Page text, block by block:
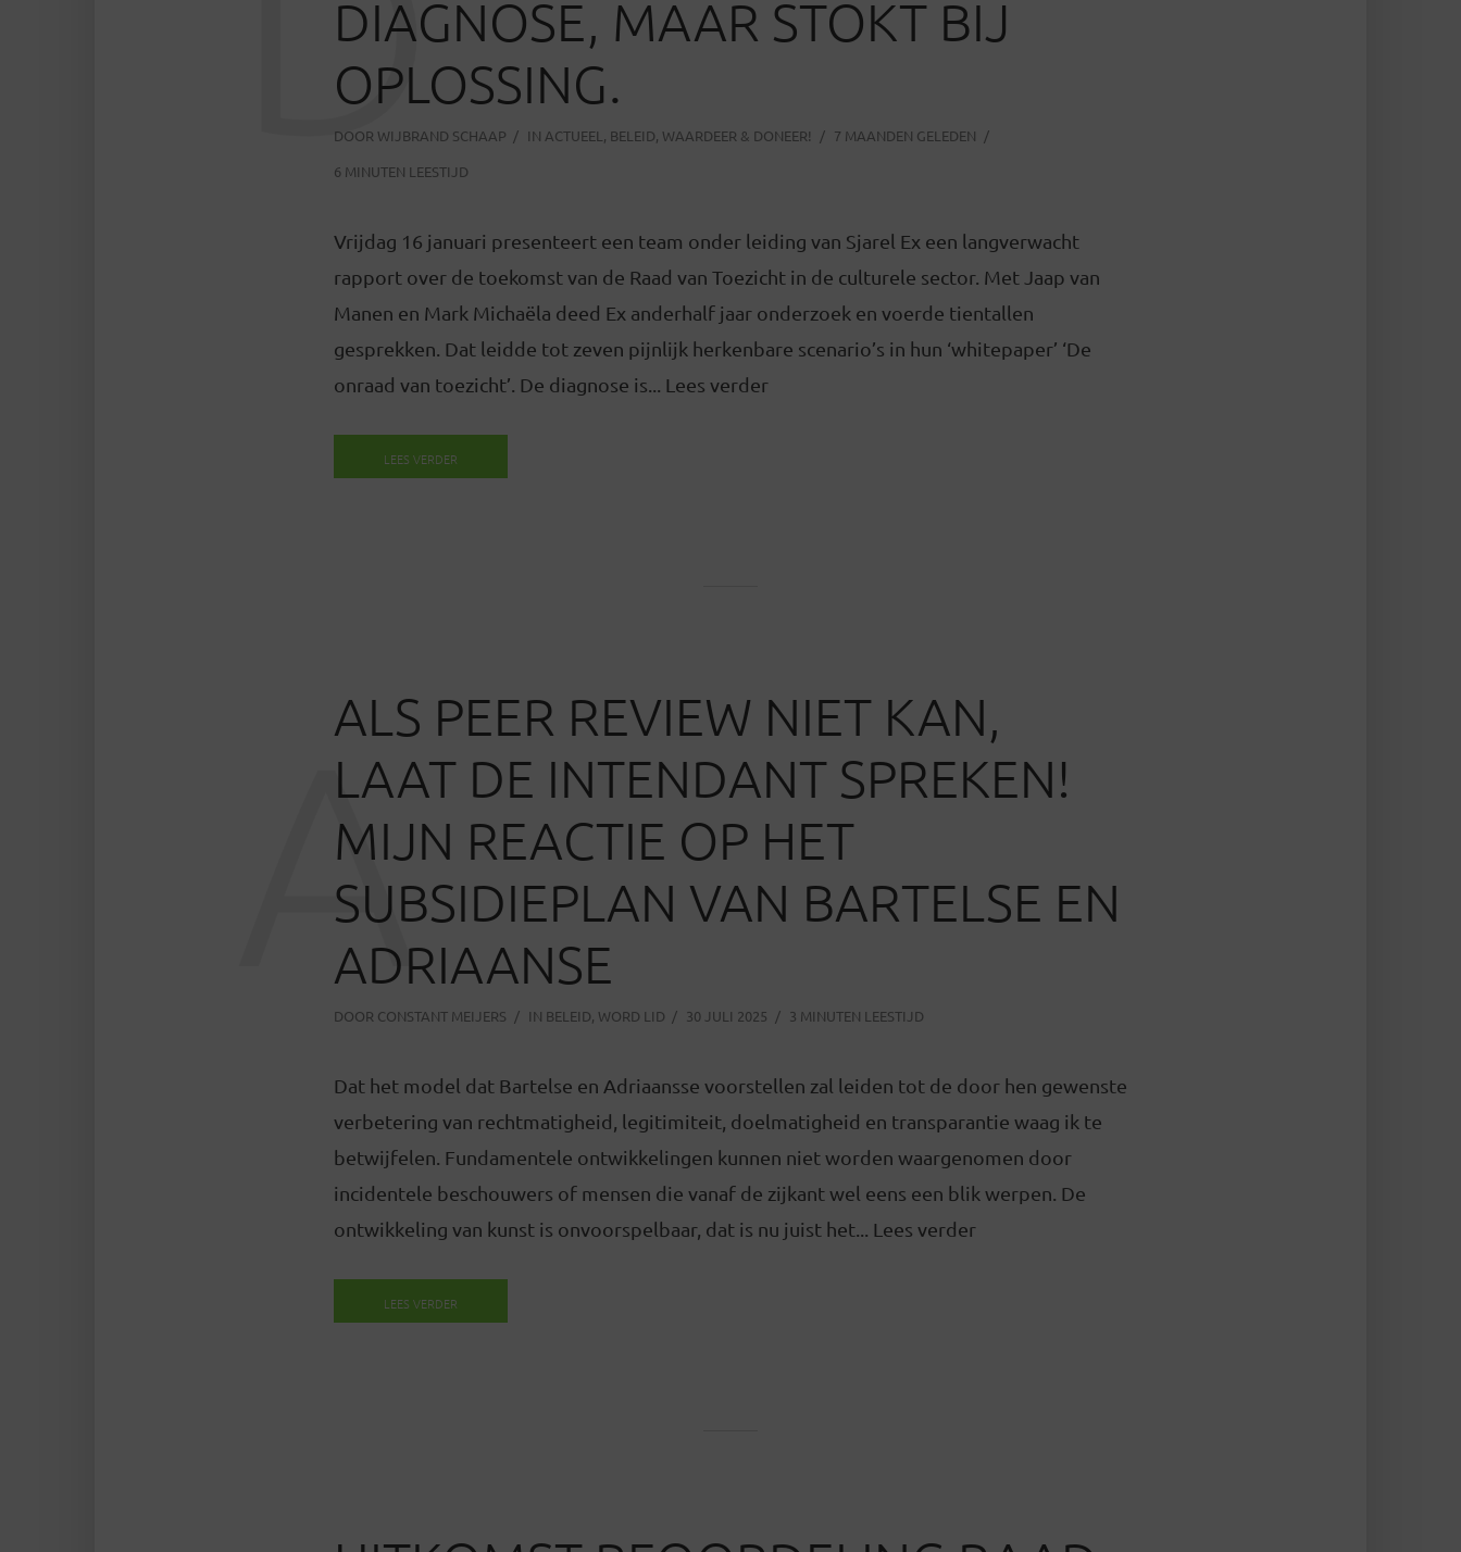
DIAGNOSE, MAAR STOKT BIJ
OPLOSSING.
DOOR WIJBRAND SCHAAP IN ACTUEEL , BELEID, WAARDEER & DONEER!
7 MAANDEN GELEDEN
6 MINUTEN LEESTIJD
Vrijdag 16 januari presenteert een team onder leiding van Sjarel Ex een langverwacht
rapport over de toekomst van de Raad van Toezicht in de culturele sector. Met Jaap van
Manen en Mark Michaëla deed Ex anderhalf jaar onderzoek en voerde tientallen
gesprekken. Dat leidde tot zeven pijnlijk herkenbare scenario’s in hun ‘whitepaper’ ‘De
onraad van toezicht’. De diagnose is... Lees verder
LEES VERDER
ALS PEER REVIEW NIET KAN,
LAAT DE INTENDANT SPREKEN!
MIJN REACTIE OP HET
SUBSIDIEPLAN VAN BARTELSE EN
ADRIAANSE
DOOR CONSTANT MEIJERS IN BELEID, WORD LID 30 JULI 2025 3 MINUTEN LEESTIJD
A
Dat het model dat Bartelse en Adriaansse voorstellen zal leiden tot de door hen gewenste
verbetering van rechtmatigheid, legitimiteit, doelmatigheid en transparantie waag ik te
betwijfelen. Fundamentele ontwikkelingen kunnen niet worden waargenomen door
incidentele beschouwers of mensen die vanaf de zijkant wel eens een blik werpen. De
ontwikkeling van kunst is onvoorspelbaar, dat is nu juist het... Lees verder
LEES VERDER